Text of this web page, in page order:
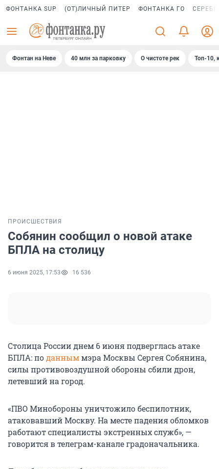
ФОНТАНКА SUP (ОТ)ЛИЧНЫЙ ПИТЕР ФОНТАНКА ГО
Фонтан на Неве 40 млн за парковку О чистоте рек Топ-10,
ПРОИСШЕСТВИЯ
Собянин сообщил о новой атаке
БПЛА на столицу
6 июня 2025, 17:53 16 536
Столица России днем 6 июня подверглась атаке
БПЛА: поданныммэра Москвы Сергея Собянина,
силы противовоздушной обороны сбили дрон,
летевший на город.
«ПВО Минобороны уничтожило беспилотник,
атаковавший Москву. На месте падения обломков
работают специалисты экстренных служб», —
говорится в телеграм-канале градоначальника.